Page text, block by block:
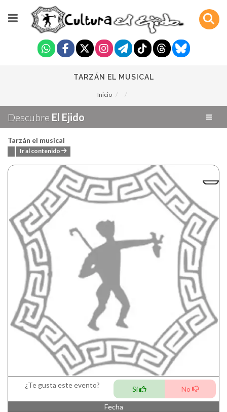
TARZÁN EL MUSICAL
Inicio
Descubre El Ejido
Tarzán el musical
Ir al contenido
¿Te gusta este evento? Si No
Fecha